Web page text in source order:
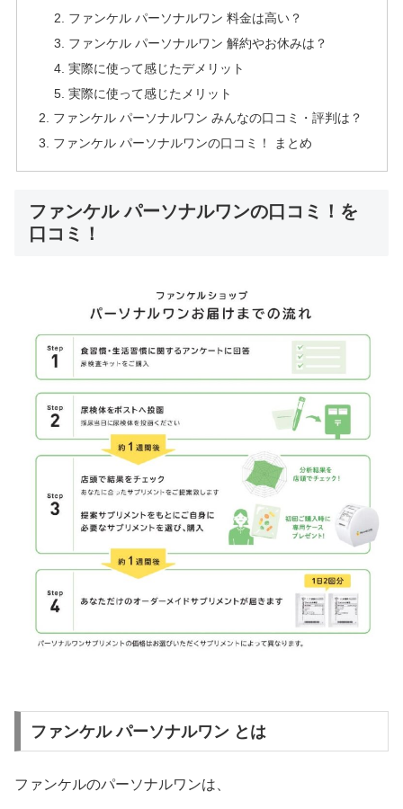
ファンケル パーソナルワン 料金は高い？
ファンケル パーソナルワン 解約やお休みは？
実際に使って感じたデメリット
実際に使って感じたメリット
ファンケル パーソナルワン みんなの口コミ・評判は？
ファンケル パーソナルワンの口コミ！ まとめ
ファンケル パーソナルワンの口コミ！を
口コミ！
ファンケル パーソナルワン とは
ファンケルのパーソナルワンは、